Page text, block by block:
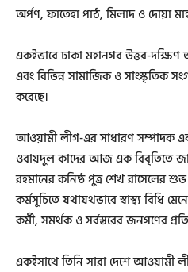
অর্পণ, ফাতেহা পাঠ, মিলাদ ও দোয়া
একইভাবে ঢাকা মহানগর উত্তর-
এবং বিভিন্ন সামাজিক ও সাংস্কৃতিক
করেছে।
আওয়ামী লীগ-এর সাধারণ সম্পাদক
ওবায়দুল কাদের আজ এক বিবৃতিতে
রহমানের কনিষ্ঠ পুত্র শেখ
কর্মসূচিতে যথাযথভাবে স্বাস্থ্য বিধি
কর্মী, সমর্থক ও সর্বস্তরের জনগণের
একইসাথে তিনি সারা দেশে আওয়ামী